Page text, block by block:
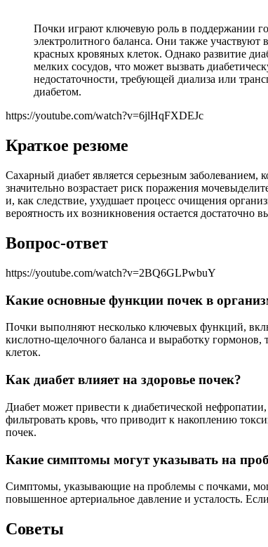
Почки играют ключевую роль в поддержании
электролитного баланса. Они также
красных кровяных клеток. Однако развитие
мелких сосудов, что может вызвать
недостаточности, требующей диализа или
диабетом.
https://youtube.com/watch?v=6jlHqFXDEJc
Краткое резюме
Сахарный диабет является серьезным заболеванием,
значительно возрастает риск поражения
и, как следствие, ухудшает процесс очищения
вероятность их возникновения остается достаточно
Вопрос-ответ
https://youtube.com/watch?v=2BQ6GLPwbuY
Какие основные функции почек в
Почки выполняют несколько ключевых функций,
кислотно-щелочного баланса и выработку
клеток.
Как диабет влияет на здоровье почек?
Диабет может привести к диабетической
фильтровать кровь, что приводит к накоплению
почек.
Какие симптомы могут указывать на
Симптомы, указывающие на проблемы с почками,
повышенное артериальное давление и усталость.
Советы